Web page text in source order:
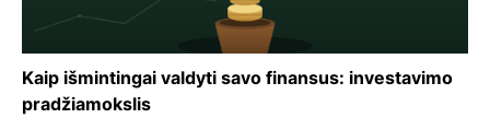
Kaip išmintingai valdyti savo finansus: investavimo
pradžiamokslis